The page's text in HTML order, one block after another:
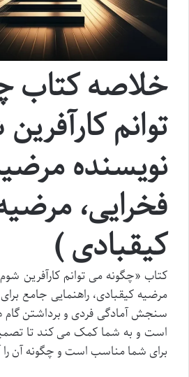
خلاصه کتاب
توانم
نویسنده
فخرایی،
کیقبادی )
کتاب «چگونه می توانم کارآفرین
مرضیه کیقبادی، راهنمایی جامع
سنجش آمادگی فردی و برداشتن گام
است و به شما کمک می کند تا تصمیم
برای شما مناسب است و چگونه آن را